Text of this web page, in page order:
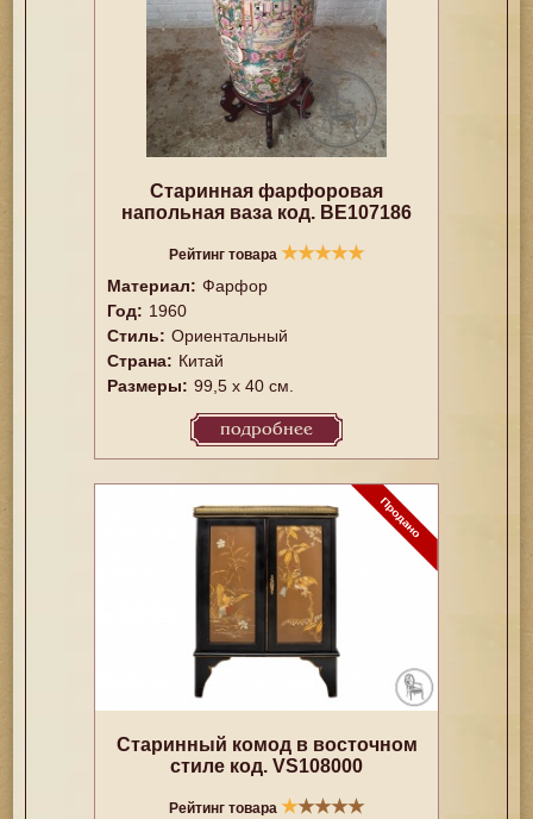
Старинная фарфоровая
напольная ваза код. BE107186
Рейтинг товара ★★★★★
Материал: Фарфор
Год: 1960
Стиль: Ориентальный
Страна: Китай
Размеры: 99,5 х 40 см.
подробнее
Старинный комод в восточном
стиле код. VS108000
Рейтинг товара ★★★★★